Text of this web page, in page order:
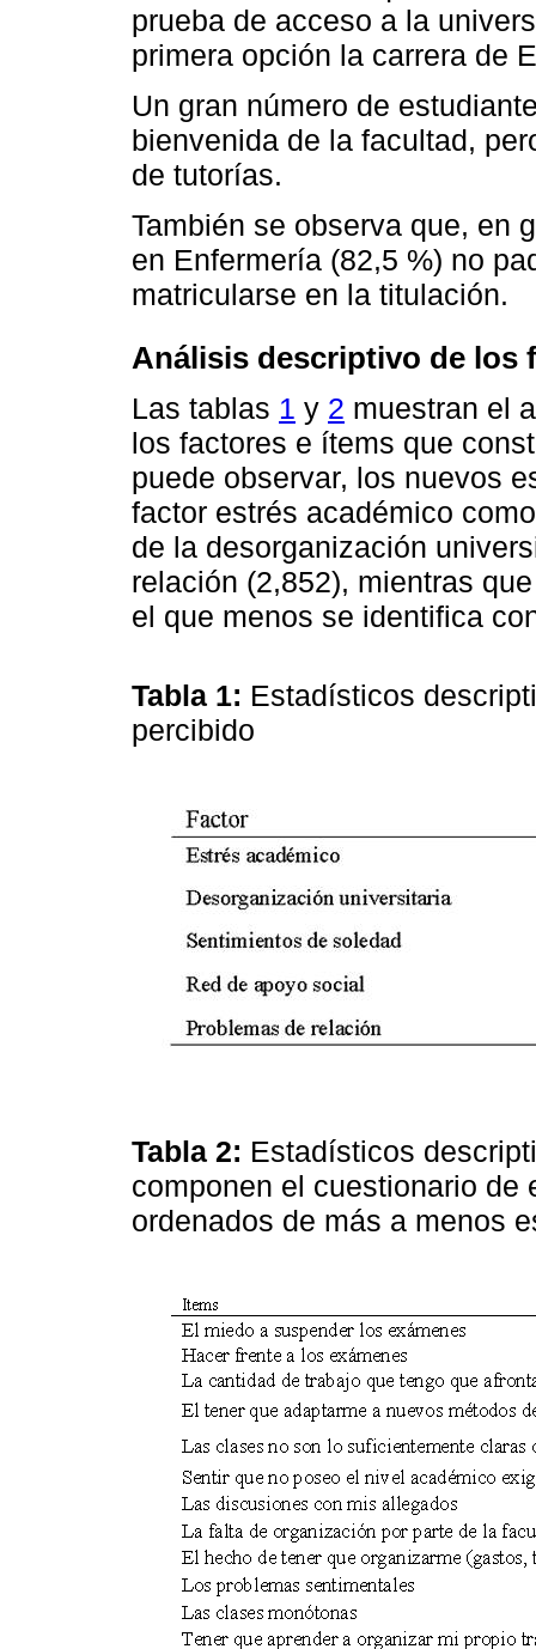
prueba de acceso a la
primera opción la carrera de
Un gran número de
bienvenida de la facultad,
de tutorías.
También se observa que, en
en Enfermería (82,5 %) no
matricularse en la titulación.
Análisis descriptivo de los
Las tablas 1 y 2 muestran el
los factores e ítems que
puede observar, los nuevos
factor estrés académico
de la desorganización
relación (2,852), mientras
el que menos se identifica
Tabla 1: Estadísticos
percibido
Tabla 2: Estadísticos
componen el cuestionario de
ordenados de más a menos